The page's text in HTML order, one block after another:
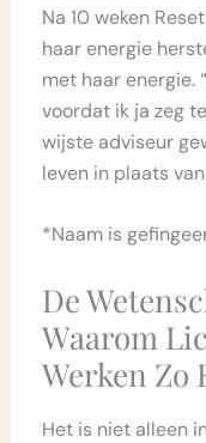
Na 10 weken
haar energie
met haar energie.
voordat ik ja zeg
wijste adviseur
leven in plaats
*Naam is
De
Waarom
Werken Zo
Het is niet alleen